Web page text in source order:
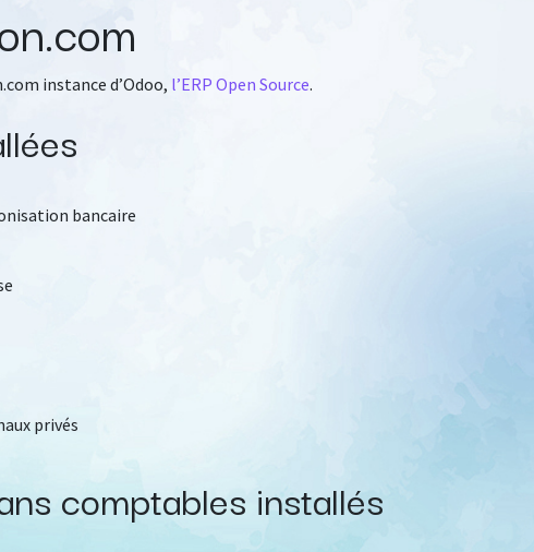
instance d’Odoo, l’ERP Open Source.
bancaire
privés
comptables installés